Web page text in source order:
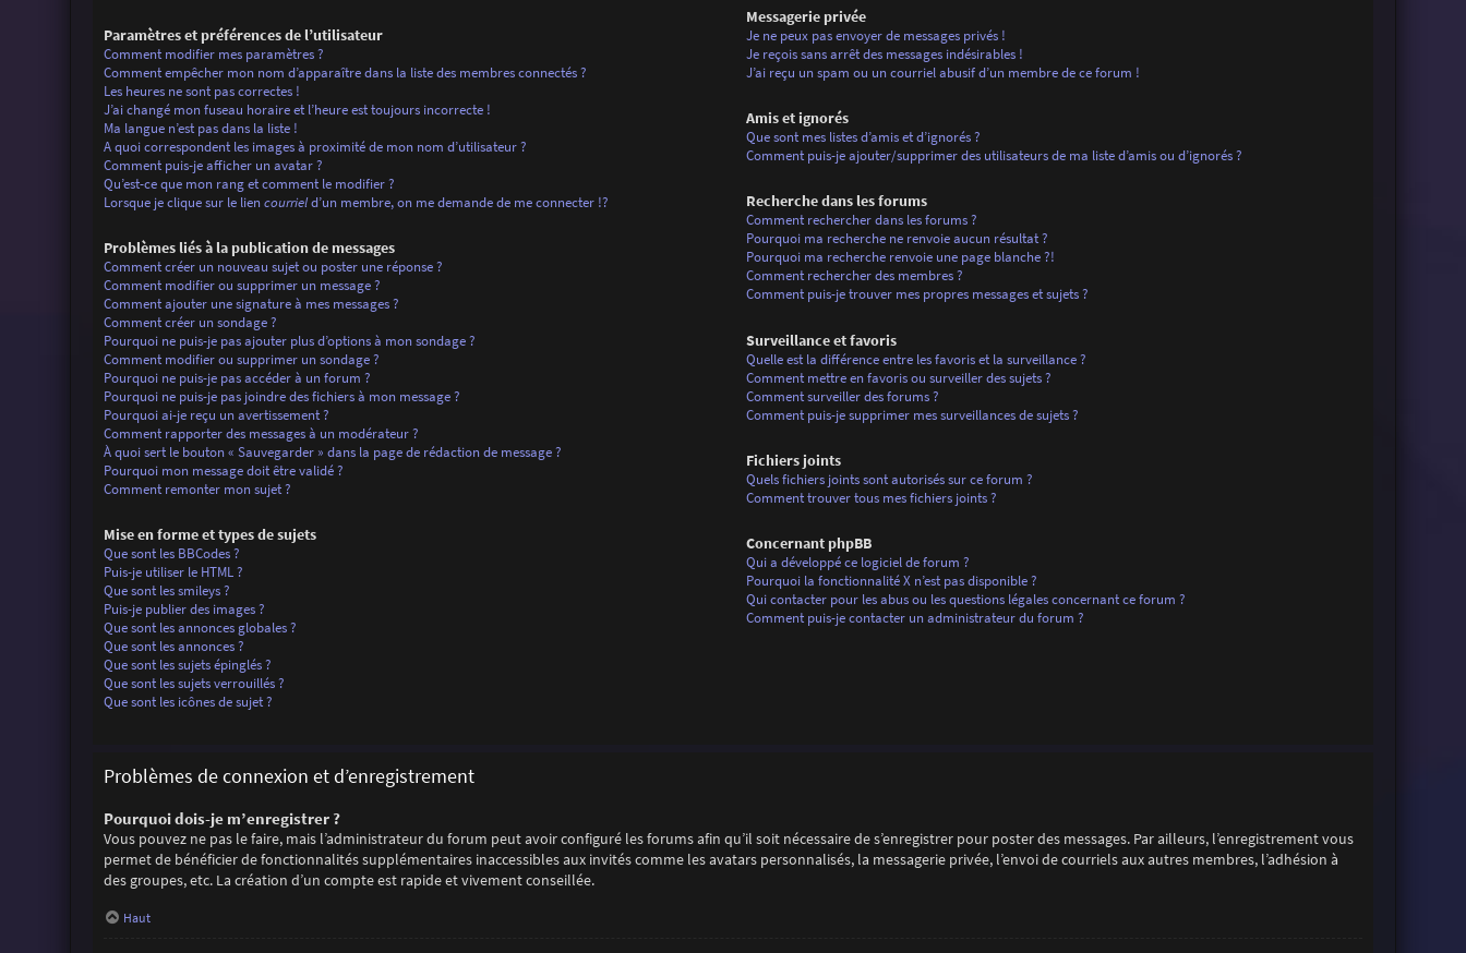
Paramètres et préférences de l’utilisateur
Comment modifier mes paramètres ?
Comment empêcher mon nom d’apparaître dans la liste des membres connectés ?
Les heures ne sont pas correctes !
J’ai changé mon fuseau horaire et l’heure est toujours incorrecte !
Ma langue n’est pas dans la liste !
A quoi correspondent les images à proximité de mon nom d’utilisateur ?
Comment puis-je afficher un avatar ?
Qu’est-ce que mon rang et comment le modifier ?
Lorsque je clique sur le liencourrield’un membre, on me demande de me connecter !?
Problèmes liés à la publication de messages
Comment créer un nouveau sujet ou poster une réponse ?
Comment modifier ou supprimer un message ?
Comment ajouter une signature à mes messages ?
Comment créer un sondage ?
Pourquoi ne puis-je pas ajouter plus d’options à mon sondage ?
Comment modifier ou supprimer un sondage ?
Pourquoi ne puis-je pas accéder à un forum ?
Pourquoi ne puis-je pas joindre des fichiers à mon message ?
Pourquoi ai-je reçu un avertissement ?
Comment rapporter des messages à un modérateur ?
À quoi sert le bouton « Sauvegarder » dans la page de rédaction de message ?
Pourquoi mon message doit être validé ?
Comment remonter mon sujet ?
Mise en forme et types de sujets
Que sont les BBCodes ?
Puis-je utiliser le HTML ?
Que sont les smileys ?
Puis-je publier des images ?
Que sont les annonces globales ?
Que sont les annonces ?
Que sont les sujets épinglés ?
Que sont les sujets verrouillés ?
Que sont les icônes de sujet ?
Messagerie privée
Je ne peux pas envoyer de messages privés !
Je reçois sans arrêt des messages indésirables !
J’ai reçu un spam ou un courriel abusif d’un membre de ce forum !
Amis et ignorés
Que sont mes listes d’amis et d’ignorés ?
Comment puis-je ajouter/supprimer des utilisateurs de ma liste d’amis ou d’ignorés ?
Recherche dans les forums
Comment rechercher dans les forums ?
Pourquoi ma recherche ne renvoie aucun résultat ?
Pourquoi ma recherche renvoie une page blanche ?!
Comment rechercher des membres ?
Comment puis-je trouver mes propres messages et sujets ?
Surveillance et favoris
Quelle est la différence entre les favoris et la surveillance ?
Comment mettre en favoris ou surveiller des sujets ?
Comment surveiller des forums ?
Comment puis-je supprimer mes surveillances de sujets ?
Fichiers joints
Quels fichiers joints sont autorisés sur ce forum ?
Comment trouver tous mes fichiers joints ?
Concernant phpBB
Qui a développé ce logiciel de forum ?
Pourquoi la fonctionnalité X n’est pas disponible ?
Qui contacter pour les abus ou les questions légales concernant ce forum ?
Comment puis-je contacter un administrateur du forum ?
Problèmes de connexion et d’enregistrement
Pourquoi dois-je m’enregistrer ?
Vous pouvez ne pas le faire, mais l’administrateur du forum peut avoir configuré les forums afin qu’il soit nécessaire de s’enregistrer pour poster des messages. Par ailleurs, l’enregistrement vous
permet de bénéficier de fonctionnalités supplémentaires inaccessibles aux invités comme les avatars personnalisés, la messagerie privée, l’envoi de courriels aux autres membres, l’adhésion à
des groupes, etc. La création d’un compte est rapide et vivement conseillée.
Haut